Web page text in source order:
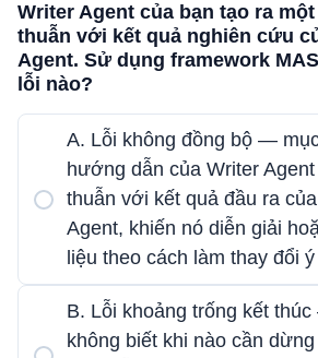
Writer Agent của bạn tạo ra
thuẫn với kết quả nghiên cứu
Agent. Sử dụng framework
lỗi nào?
A. Lỗi không đồng bộ —
hướng dẫn của Writer
thuẫn với kết quả đầu ra
Agent, khiến nó diễn giải
liệu theo cách làm thay đổi
B. Lỗi khoảng trống kết
không biết khi nào cần